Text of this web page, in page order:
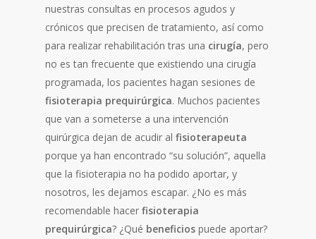
nuestras consultas en procesos agudos y
crónicos que precisen de tratamiento, así como
para realizar rehabilitación tras una cirugía, pero
no es tan frecuente que existiendo una cirugía
programada, los pacientes hagan sesiones de
fisioterapia prequirúrgica. Muchos pacientes
que van a someterse a una intervención
quirúrgica dejan de acudir al fisioterapeuta
porque ya han encontrado “su solución”, aquella
que la fisioterapia no ha podido aportar, y
nosotros, les dejamos escapar. ¿No es más
recomendable hacer fisioterapia
prequirúrgica? ¿Qué beneficios puede aportar?